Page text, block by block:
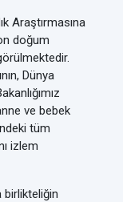
Araştırmasına
doğum
Dünya
ve bebek
tüm
izlem
birlikteliğin